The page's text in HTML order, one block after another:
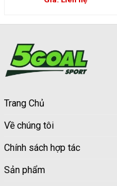
Trang Chủ
Về chúng tôi
Chính sách hợp tác
Sản phẩm